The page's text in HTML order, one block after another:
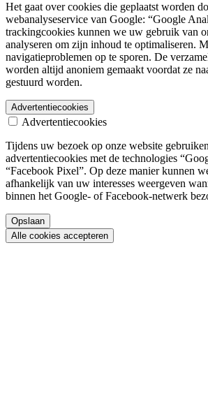
Het gaat over cookies die geplaatst worden
webanalyseservice van Google: “Google
trackingcookies kunnen we uw gebruik van
analyseren om zijn inhoud te optimaliseren.
navigatieproblemen op te sporen. De
worden altijd anoniem gemaakt voordat ze
gestuurd worden.
Advertentiecookies
Advertentiecookies
Tijdens uw bezoek op onze website
advertentiecookies met de technologies
“Facebook Pixel”. Op deze manier kunnen
afhankelijk van uw interesses weergeven
binnen het Google- of Facebook-netwerk
Opslaan
Alle cookies accepteren